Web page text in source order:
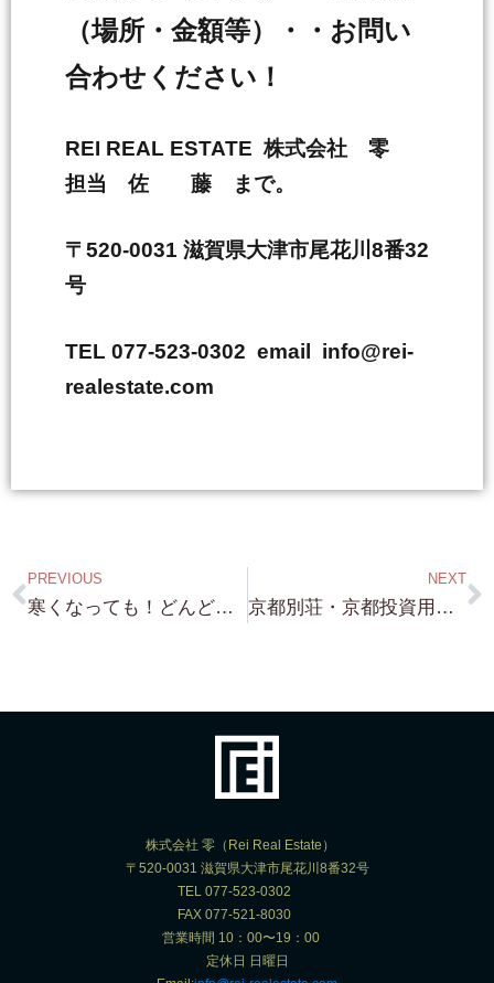
（場所・金額等）・・お問い
合わせください！
REI REAL ESTATE 株式会社 零
担当 佐 藤 まで。
〒520-0031 滋賀県大津市尾花川8番32
号
TEL 077-523-0302 email info@rei-
realestate.com
PREVIOUS
寒くなっても！どんどん 出てきますよ！ 近江舞子 琵琶湖浜付き！約500坪 これもバッチリのロケーションです！
NEXT
京都別荘・京都投資用不動産・京都歴史的建物・・お任せください！ 色々 超レア物まで ございます！
株式会社 零（Rei Real Estate）
〒520-0031 滋賀県大津市尾花川8番32号
TEL 077-523-0302
FAX 077-521-8030
営業時間 10：00〜19：00
定休日 日曜日